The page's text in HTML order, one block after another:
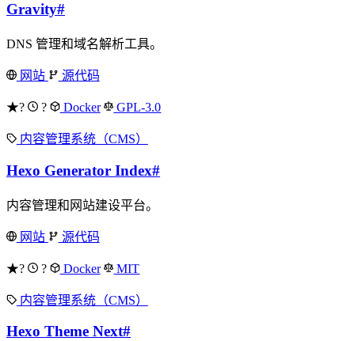
Gravity#
DNS 管理和域名解析工具。
网站 源代码
★? ? Docker GPL-3.0
内容管理系统（CMS）
Hexo Generator Index#
内容管理和网站建设平台。
网站 源代码
★? ? Docker MIT
内容管理系统（CMS）
Hexo Theme Next#